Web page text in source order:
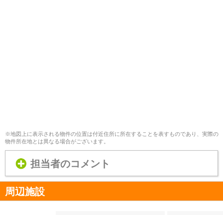
※地図上に表示される物件の位置は付近住所に所在することを表すものであり、実際の
物件所在地とは異なる場合がございます。
担当者のコメント
周辺施設